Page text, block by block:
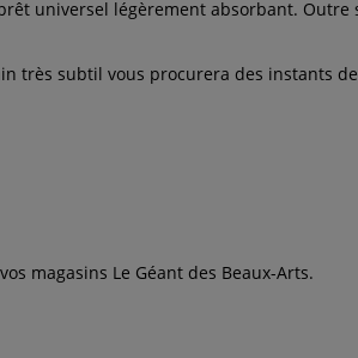
universel légèrement absorbant.
très subtil vous procurera des instants
magasins Le Géant des Beaux-Arts.